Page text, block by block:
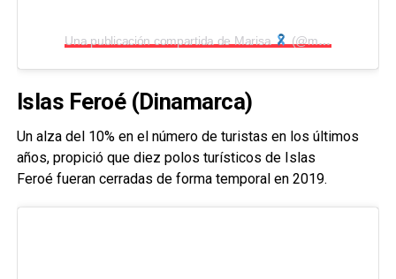
Una publicación compartida de Marisa (@marisaestephania)
Islas Feroé (Dinamarca)
Un alza del 10% en el número de turistas en los últimos
años, propició que diez polos turísticos de Islas
Feroé fueran cerradas de forma temporal en 2019.